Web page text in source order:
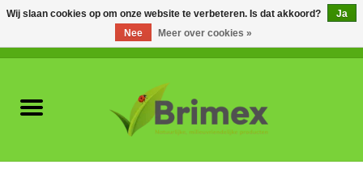
Wij slaan cookies op om onze website te verbeteren. Is dat akkoord?
Ja
Nee
Meer over cookies »